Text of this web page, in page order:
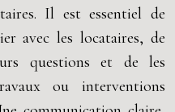
Il est essentiel de
avec les locataires, de
questions et de les
ou interventions